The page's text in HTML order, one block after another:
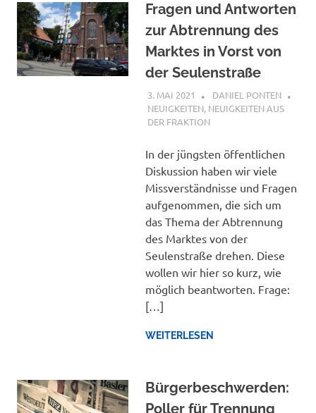
Fragen und Antworten
zur Abtrennung des
Marktes in Vorst von
der Seulenstraße
3. MAI 2021
DANIEL PONTEN
NEUIGKEITEN, NEUIGKEITEN AUS
DER FRAKTION
In der jüngsten öffentlichen
Diskussion haben wir viele
Missverständnisse und Fragen
aufgenommen, die sich um
das Thema der Abtrennung
des Marktes von der
Seulenstraße drehen. Diese
wollen wir hier so kurz, wie
möglich beantworten. Frage:
[…]
WEITERLESEN
Bürgerbeschwerden:
Poller für Trennung